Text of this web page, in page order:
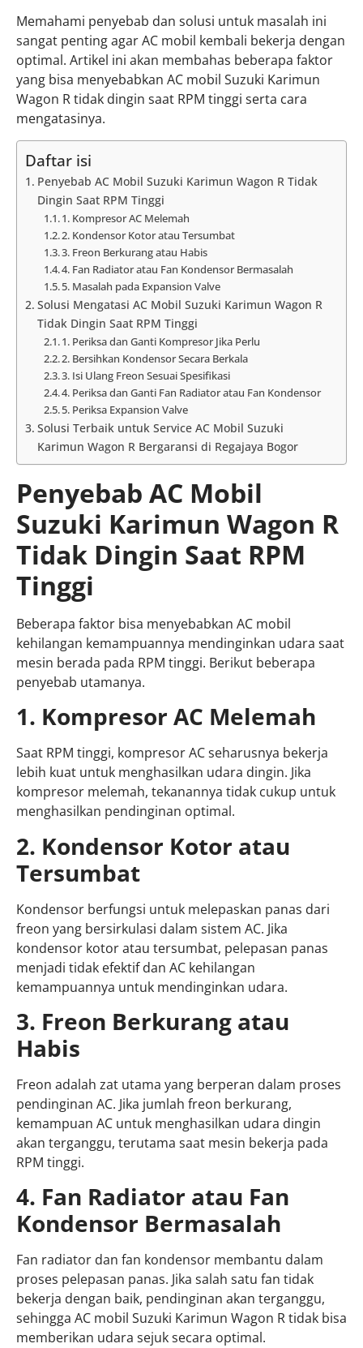
Memahami penyebab dan solusi untuk masalah ini
sangat penting agar AC mobil kembali bekerja dengan
optimal. Artikel ini akan membahas beberapa faktor
yang bisa menyebabkan AC mobil Suzuki Karimun
Wagon R tidak dingin saat RPM tinggi serta cara
mengatasinya.
Daftar isi
Penyebab AC Mobil Suzuki Karimun Wagon R Tidak
Dingin Saat RPM Tinggi
1. Kompresor AC Melemah
2. Kondensor Kotor atau Tersumbat
3. Freon Berkurang atau Habis
4. Fan Radiator atau Fan Kondensor Bermasalah
5. Masalah pada Expansion Valve
Solusi Mengatasi AC Mobil Suzuki Karimun Wagon R
Tidak Dingin Saat RPM Tinggi
1. Periksa dan Ganti Kompresor Jika Perlu
2. Bersihkan Kondensor Secara Berkala
3. Isi Ulang Freon Sesuai Spesifikasi
4. Periksa dan Ganti Fan Radiator atau Fan Kondensor
5. Periksa Expansion Valve
Solusi Terbaik untuk Service AC Mobil Suzuki
Karimun Wagon R Bergaransi di Regajaya Bogor
Penyebab AC Mobil
Suzuki Karimun Wagon R
Tidak Dingin Saat RPM
Tinggi
Beberapa faktor bisa menyebabkan AC mobil
kehilangan kemampuannya mendinginkan udara saat
mesin berada pada RPM tinggi. Berikut beberapa
penyebab utamanya.
1. Kompresor AC Melemah
Saat RPM tinggi, kompresor AC seharusnya bekerja
lebih kuat untuk menghasilkan udara dingin. Jika
kompresor melemah, tekanannya tidak cukup untuk
menghasilkan pendinginan optimal.
2. Kondensor Kotor atau
Tersumbat
Kondensor berfungsi untuk melepaskan panas dari
freon yang bersirkulasi dalam sistem AC. Jika
kondensor kotor atau tersumbat, pelepasan panas
menjadi tidak efektif dan AC kehilangan
kemampuannya untuk mendinginkan udara.
3. Freon Berkurang atau
Habis
Freon adalah zat utama yang berperan dalam proses
pendinginan AC. Jika jumlah freon berkurang,
kemampuan AC untuk menghasilkan udara dingin
akan terganggu, terutama saat mesin bekerja pada
RPM tinggi.
4. Fan Radiator atau Fan
Kondensor Bermasalah
Fan radiator dan fan kondensor membantu dalam
proses pelepasan panas. Jika salah satu fan tidak
bekerja dengan baik, pendinginan akan terganggu,
sehingga AC mobil Suzuki Karimun Wagon R tidak bisa
memberikan udara sejuk secara optimal.